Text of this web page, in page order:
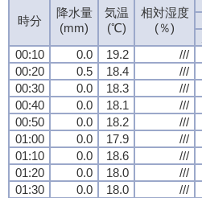
時分
降水量
(mm)
気温
(℃)
相対湿度
(％)
00:10
0.0 19.2 ///
00:20
0.5 18.4 ///
00:30
0.0 18.3 ///
00:40
0.0 18.1 ///
00:50
0.0 18.2 ///
01:00
0.0 17.9 ///
01:10
0.0 18.6 ///
01:20
0.0 18.0 ///
01:30
0.0 18.0 ///